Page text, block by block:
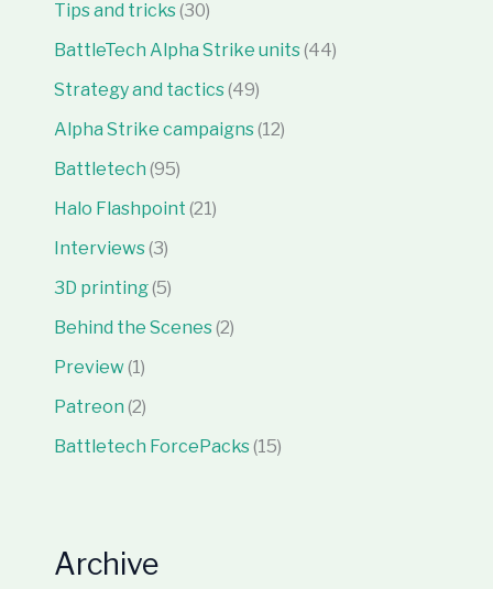
Tips and tricks(30)
BattleTech Alpha Strike units(44)
Strategy and tactics(49)
Alpha Strike campaigns(12)
Battletech (95)
Halo Flashpoint (21)
Interviews(3)
3D printing(5)
Behind the Scenes(2)
Preview(1)
Patreon (2)
Battletech ForcePacks(15)
Archive